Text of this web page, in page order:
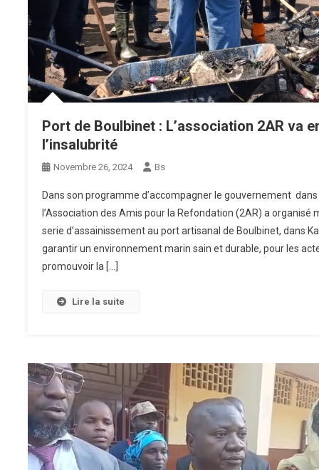
Port de Boulbinet : L’association 2AR va
l’insalubrité
Novembre 26, 2024 Bs
Dans son programme d’accompagner le gouvernement
l’Association des Amis pour la Refondation (2AR) a organisé
serie d’assainissement au port artisanal de Boulbinet, dans
garantir un environnement marin sain et durable, pour les
promouvoir la […]
Lire la suite